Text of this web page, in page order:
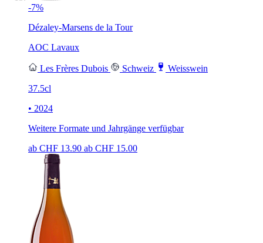
-7%
Dézaley-Marsens de la Tour
AOC Lavaux
Les Frères Dubois Schweiz
Weisswein
37.5cl
• 2024
Weitere Formate und Jahrgänge verfügbar
ab CHF 13.90 ab CHF 15.00